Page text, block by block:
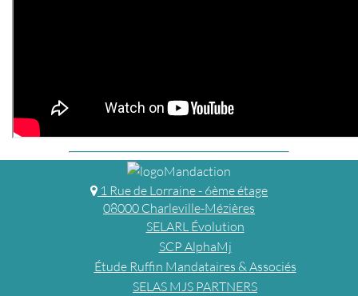
1 Rue de Lorraine - 6ème étage
08000 Charleville-Mézières
SELARL Évolution
SCP AlphaMj
Étude Ruffin Mandataires & Associés
SELAS MJS PARTNERS